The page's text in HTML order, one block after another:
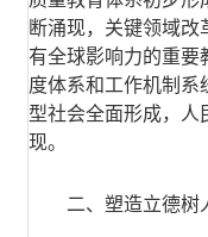
断涌现，关键领域
有全球影响力的重要
度体系和工作机制系
型社会全面形成，人
现。
二、塑造立德树